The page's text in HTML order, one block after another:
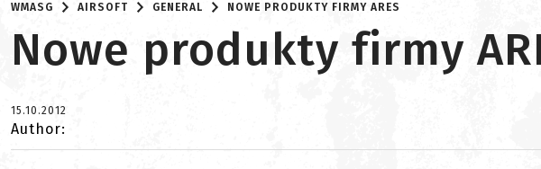
WMASG AIRSOFT GENERAL NOWE PRODUKTY FIRMY ARES
Nowe produkty firmy
15.10.2012
Author: